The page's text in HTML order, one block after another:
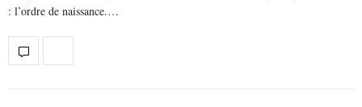
: l’ordre de naissance.…